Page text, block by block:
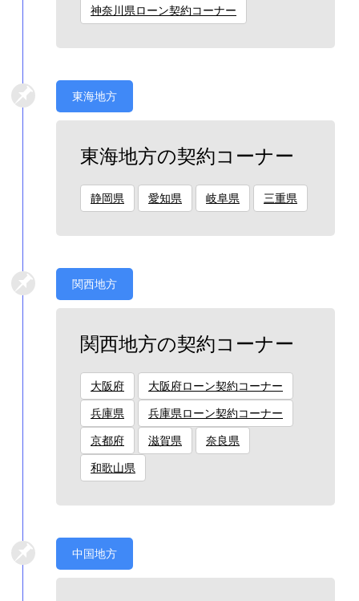
神奈川県ローン契約コーナー
東海地方
東海地方の契約コーナー
静岡県 愛知県 岐阜県 三重県
関西地方
関西地方の契約コーナー
大阪府 大阪府ローン契約コーナー
兵庫県 兵庫県ローン契約コーナー
京都府 滋賀県 奈良県
和歌山県
中国地方